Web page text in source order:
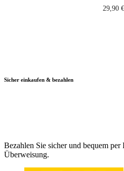
29,90 €
Sicher einkaufen & bezahlen
Bezahlen Sie sicher und bequem
Überweisung.